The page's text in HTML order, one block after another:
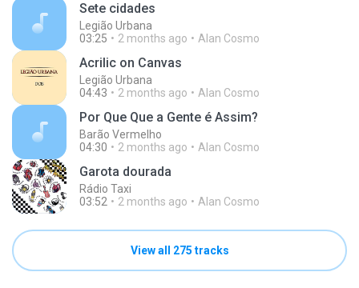
Sete cidades
Legião Urbana
03:25
2 months ago Alan Cosmo
Acrilic on Canvas
Legião Urbana
04:43
2 months ago Alan Cosmo
Por Que Que a Gente é Assim?
Barão Vermelho
04:30
2 months ago Alan Cosmo
Garota dourada
Rádio Taxi
03:52
2 months ago Alan Cosmo
View all 275 tracks